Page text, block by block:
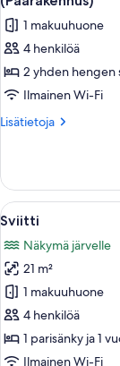
esteetön
(Päärakennus)
huonetyypin
Kahden
hengen
superior-
huone
(kaksi
kuvat
1 makuuhuone
4 henkilöä
2 yhden hengen
Ilmainen Wi-Fi
Lisätietoja
Lisätietoja
superior-
huone
(kaksi
(Päärakennus)
Avaa
kaikki
huonetyypin
Sviitti
kuvat
6
Sviitti
Näkymä järvelle
21 m²
1 makuuhuone
4 henkilöä
1 parisänky ja 1
Ilmainen Wi-Fi